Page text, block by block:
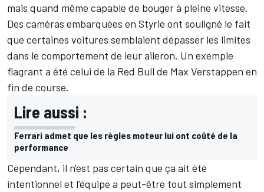
mais quand même capable de bouger à pleine vitesse.
Des caméras embarquées en Styrie ont souligné le fait
que certaines voitures semblaient dépasser les limites
dans le comportement de leur aileron. Un exemple
flagrant a été celui de la Red Bull de Max Verstappen en
fin de course.
Lire aussi :
Ferrari admet que les règles moteur lui ont coûté de la
performance
Cependant, il n'est pas certain que ça ait été
intentionnel et l'équipe a peut-être tout simplement